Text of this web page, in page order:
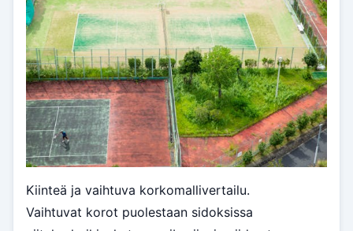
Kiinteä ja vaihtuva korkomallivertailu.
Vaihtuvat korot puolestaan sidoksissa